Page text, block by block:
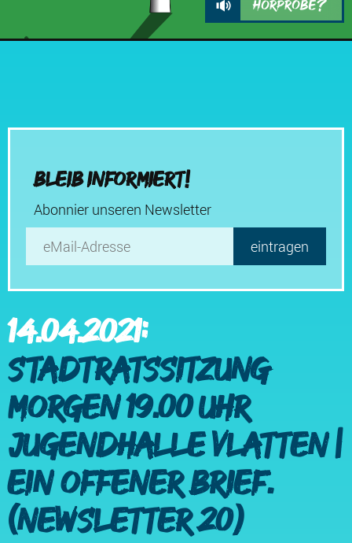
Bleib informiert!
Abonnier unseren Newsletter
14.04.2021:
Stadtratssitzung
morgen 19.00 Uhr
Jugendhalle Vlatten |
Ein offener Brief.
(Newsletter 20)
Hörprobe?